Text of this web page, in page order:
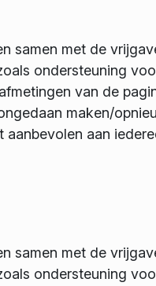
samen met de
ondersteuning
van de
maken/
aan
samen met de
ondersteuning